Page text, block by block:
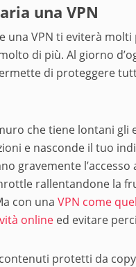
una VPN
una VPN ti eviterà
di più. Al giorno
di proteggere
che tiene lontani gli
e nasconde il tuo
gravemente
rallentandone la
con una VPN come
online ed evitare
protetti da